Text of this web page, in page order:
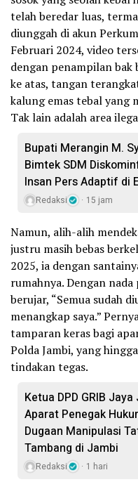
telah beredar luas,
diunggah di akun
Februari 2024, video
dengan penampilan bak
ke atas, tangan
kalung emas tebal yang
Tak lain adalah area
Bupati Merangin M.
Bimtek SDM
Insan Pers Adaptif di
Redaksi 15 jam
Namun, alih-alih
justru masih bebas
2025, ia dengan
rumahnya. Dengan
berujar, “Semua sudah
menangkap saya.”
tamparan keras bagi
Polda Jambi, yang
tindakan tegas.
Ketua DPD GRIB
Aparat Penegak
Dugaan Manipulasi
Tambang di Jambi
Redaksi 1 hari